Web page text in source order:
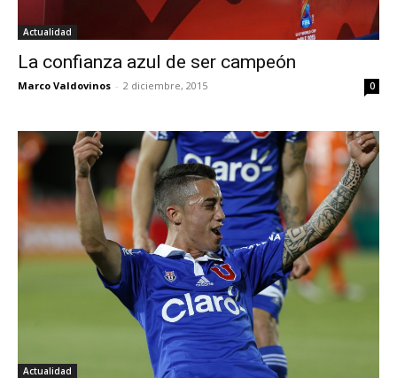
Actualidad
La confianza azul de ser campeón
Marco Valdovinos - 2 diciembre, 2015 0
Actualidad